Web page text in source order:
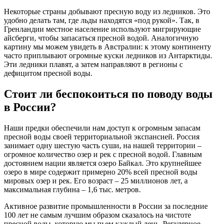
Некоторые страны добывают пресную воду из ледников. Это
удобно делать там, где льды находятся «под рукой». Так, в
Гренландии местное население используют мигрирующие
айсберги, чтобы запасаться пресной водой. Аналогичную
картину мы можем увидеть в Австралии: к этому континенту
часто приплывают огромные куски ледников из Антарктиды.
Эти ледники плавят, а затем направляют в регионы с
дефицитом пресной воды.
Стоит ли беспокоиться по поводу воды
в России?
Наши предки обеспечили нам доступ к огромным запасам
пресной воды своей территориальной экспансией. Россия
занимает одну шестую часть суши, на нашей территории –
огромное количество озер и рек с пресной водой. Главным
достоянием нации является озеро Байкал. Это крупнейшее
озеро в мире содержит примерно 20% всей пресной воды
мировых озер и рек. Его возраст – 25 миллионов лет, а
максимальная глубина – 1,6 тыс. метров.
Активное развитие промышленности в России за последние
100 лет не самым лучшим образом сказалось на чистоте